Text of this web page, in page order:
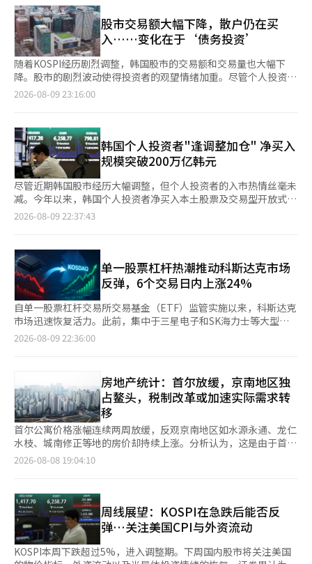
中最低价（1407.3韩元），这是自去年10月2日（1399.5韩元）以
来的最低水平。 汇率在过去一段时间内大幅下跌。自上个月2日达
到1555.8韩元的高点以来，至7日的25个交易日内，累计下跌了
139.7韩元，平均每天下跌5.6韩元。这一速度是去年4月9日
（1472.0韩元）至6月30日（1347.1韩元）期间日均下跌2.5韩元
的两倍以上。 最近汇率急剧下跌的原因包括美元供给改善以及美
国和日本的市场协作干预。由于SK海力士美国股票存托凭证
（ADR）上市，美元供应增加，出口企业的美元抛售也缓解了供给
的结束也对汇率下跌产生了影响。外国投资者在6月因套利了结和
投资组合再平衡等原因创下了历史最大规模的净卖出，随后在7月
转为净买入。 最近，美国和日本的异常市场协作干预也被视为汇
率下跌的因素。两国外汇当局在上个月31日共同购买日元，以应对
日元贬值。这是自1998年亚洲金融危机以来的首次。此举使得曾
接近164日元的日元兑美元汇率一度跌至155日元区间，至8日时回
升至157日元左右。韩元也因日元升值而表现出强势。 美元贬值的
趋势也支持了汇率的下跌。由于7日（当地时间）公布的美国就业
弱。主要六国货币对美元的价值指数已降至99.60。 在这种情况
下，韩元的升值趋势是否会持续备受关注。由于12月结算企业的企
业税中期预缴申报和缴纳即将到来，预计将减少汇率下行压力。今
年，特别是三星电子、SK海力士等半导体企业的业绩大幅改善，
预计企业税中期预缴规模将大幅增加。 新韩投资证券的研究员李
镇京表示：“随着8月底企业税中期预缴日程的临近，企业的兑换
美元量将增加，从而对韩元兑美元汇率形成下行压力。但日元升值
可能会影响韩元的升值，仍需监测进一步的干预。” 也有观点认
关供应消耗殆尽，美元供应也必然减少。此外，美日政策协作虽然
可以控制汇率的上涨速度和投机性头寸，但无法改变基本面。 韩
华投资证券的研究员崔圭浩表示：“美国积极的汇率干预政策并不
是单方面降低汇率，而是使汇率的上下波动不对称。”他预
测：“短期内，7月急剧下跌所导致的美元供应减弱，汇率反弹的
可能性较高。”※ 本报道经人工智能（AI）系统翻译与编辑。
股市交易额大幅下降，散户仍在买
入……变化在于‘债务投资’
随着KOSPI经历剧烈调整，韩国股市的交易额和交易量也大幅下
降。股市的剧烈波动使得投资者的观望情绪加重。尽管个人投资者
持续买入，吸纳外国投资者的抛售，但利用信用融资等债务投资的
（KOSPI+KOSDAQ+KONEX，包括ETF）的日均交易额为32万
1022亿韩元。与5至6月KOSPI强劲上涨时日均交易额达到60万亿
韩元相比，现已减半。 交易额的减少主要是由于近期股市经历剧
烈调整，导致投资者的交易活动萎缩。KOSPI在6月22日（收盘）
曾上涨至9114.55，创下历史新高，但随后经历了剧烈的下跌和反
弹，最低曾跌至5500点。尽管最近回升至6200点，但主要指数每
天波动几个百分点，极大的波动性使得投资者更倾向于观望，而非
积极交易。 然而，个人投资者的买入势头并未减弱。根据韩国交
175万亿韩元。8月的情况也相似。在本月的前五个交易日（3日至
7日），个人净买入额达到了10万亿韩元。同一时期，外国投资者
的净卖出额约为7万8000亿韩元，个人投资者几乎吸纳了外国投资
者的所有抛售。 不过，个人投资者并未像过去那样通过债务投资
来应对下跌市场。一个显著的变化是“债务投资”的减少。个人投
资者的信用交易融资余额在6月24日曾飙升至38万6328亿韩元，但
最近已降至28万亿韩元。分析认为，曾在股价上涨期利用信用扩大
投资规模的投资者，在调整期开始后，首先选择减少债务。尽管买
了继续填补外国资金的空缺，个人投资者的买入势头需要新的动力
来吸引外国资金的回流。 NH投资证券的研究员那正焕表示：“在
当前情况下，吸引更多外国资金流入需要比业绩改善更具体的股东
回报政策或制度变化等新的催化剂，特别是继承和赠与税的改革可
能会成为相关变量。”
2026-08-09 23:16:00
韩国个人投资者"逢调整加仓" 净买入
规模突破200万亿韩元
尽管近期韩国股市经历大幅调整，但个人投资者的入市热情丝毫未
减。今年以来，韩国个人投资者净买入本土股票及交易型开放式指
数基金（ETF）的规模已突破200万亿韩元（约合人民币9557亿
交易平台NEXTRADE买入韩国股票和ETF的净额累计达201.8503
万亿韩元。 个人投资者净买入规模于5月15日首次突破100万亿韩
元，达107.0003万亿韩元；此后不到3个月时间，这一规模便近乎
翻倍，突破200万亿韩元大关。 分市场来看，今年前7个月，个人
投资者在有价证券市场净买入104.5453万亿韩元，在创业板市场
（KOSDAQ）则净卖出10.3365万亿韩元；通过NEXTRADE平台净
买入36.9451万亿韩元，在ETF市场净买入70.6964万亿韩元。 与
去年同期相比，今年个人投资者的买入力度显著加大。截至上月
是，即便韩国股市近期大幅回调，个人投资者仍在积极“抄底”。
韩国综合股价指数（KOSPI）自6月22日创下9114.55点收盘新高
后持续调整，本月7日已回落至6200点区间。在此期间，个人投资
者净买入38.9558万亿韩元的韩国股票，并净买入16.4608万亿韩
元的ETF，合计买入规模超过55万亿韩元。 个人投资者持续承接
外资抛售的筹码，已成为支撑韩国股市的重要力量。不过，在市场
剧烈震荡、投资损失不断扩大的背景下，这股买盘能否持续，仍存
个人投资者通过单一股票杠杆产品进行投资，相较市场高点已累计
亏损387亿美元，约合54.8611万亿韩元。此外，韩国投资者近两
个月虽持续加码美股投资，但相关投资损失预计也已接近50万亿韩
元。 与此同时，被视为个人投资者“弹药”的投资者保证金规模
也在明显缩水。6月4日，该资金规模一度逼近140万亿韩元，但截
至本月4日已降至104万亿韩元。 不过，业内人士认为，投资者保
2026-08-09 22:37:43
单一股票杠杆热潮推动科斯达克市场
反弹，6个交易日内上涨24%
自单一股票杠杆交易所交易基金（ETF）监管实施以来，科斯达克
市场迅速恢复活力。此前，集中于三星电子和SK海力士等大型股
的短期资金因监管实施而分散，导致科斯达克的交易量和机构买入
达23.89%。从监管实施的第一天，即上个月31日至本月6日，科
斯达克指数连续5个交易日上涨。特别是在7月31日和8月3日、4
日，科斯达克市场多次触发买入保护机制，显示出强劲的买入势
头。 交易量也有所增加。在监管实施前的5个交易日（7月24日至
30日），科斯达克的日均交易量为5兆780亿韩元，而在实施后的6
个交易日（7月31日至8月7日），日均交易量增至5兆7591亿韩
元，增长了13.4%。相反，监管实施前的上个月30日，单一股票杠
杆ETF的交易量达到13兆9000亿韩元，但监管后骤降至1兆韩元左
人投资者的短期资金。然而，随着基本存款金额的提高等监管措施
的实施，投资者的进入门槛上升，交易迅速萎缩。在此过程中，原
本流向杠杆产品的投资需求转向国内股票和科斯达克相关ETF等其
他投资渠道，从而促进了科斯达克市场的交易活跃。 科斯达克相
关ETF的交易也有所增加。从上个月31日至本月7日，‘KODEX科
斯达克150杠杆’、‘KODEX科斯达克150期货反向’、‘KODEX
2026-08-09 22:36:00
房地产统计：首尔放缓，京南地区独
占鳌头，税制改革或加速实际需求转
移
首尔公寓价格涨幅连续两周放缓，反观京南地区如水源永通、龙仁
水枝、城南修正等地的房价却持续上涨。分析认为，这是由于首尔
房价急剧上涨和贷款限制导致的实际需求转向了交通和产业基础较
散。 首尔房价涨幅连续两周缩小……江南购房心理明显减弱 根据
KB国民银行于7日发布的《8月第一周周度KB公寓市场动态》，截
至3日，全国公寓成交价格较上周上涨0.08%。首都圈上涨
0.17%，其中首尔上涨0.23%，京畿道上涨0.17%，仁川上涨
0.01%。 尽管全国及首都圈均保持上涨趋势，但涨幅较前一周有所
2026-08-08 19:04:10
周线展望：KOSPI在急跌后能否反
弹…关注美国CPI与外资流动
KOSPI本周下跌超过5%，进入调整期。下周国内股市将关注美国